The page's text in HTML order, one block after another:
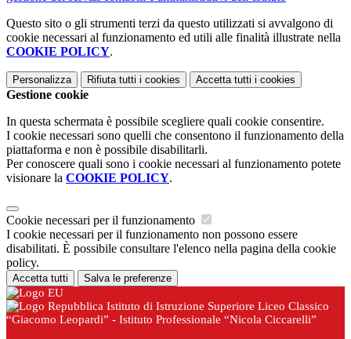
Questo sito o gli strumenti terzi da questo utilizzati si avvalgono di
cookie necessari al funzionamento ed utili alle finalità illustrate nella
COOKIE POLICY.
Personalizza Rifiuta tutti i cookies Accetta tutti i cookies
Gestione cookie
In questa schermata è possibile scegliere quali cookie consentire.
I cookie necessari sono quelli che consentono il funzionamento della
piattaforma e non è possibile disabilitarli.
Per conoscere quali sono i cookie necessari al funzionamento potete
visionare la COOKIE POLICY.
Cookie necessari per il funzionamento
I cookie necessari per il funzionamento non possono essere
disabilitati. È possibile consultare l'elenco nella pagina della cookie
policy.
Accetta tutti Salva le preferenze
Istituto di Istruzione Superiore Liceo Classico
“Giacomo Leopardi” - Istituto Professionale “Nicola Ciccarelli”